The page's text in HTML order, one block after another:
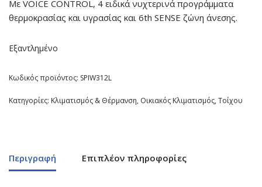
Με VOICE CONTROL, 4 ειδικά νυχτερινά προγράμματα
θερμοκρασίας και υγρασίας και 6th SENSE ζώνη άνεσης.
Εξαντλημένο
Κωδικός προϊόντος: SPIW312L
Κατηγορίες: Κλιματισμός & Θέρμανση, Οικιακός Κλιματισμός,Τοίχου
Περιγραφή Επιπλέον πληροφορίες